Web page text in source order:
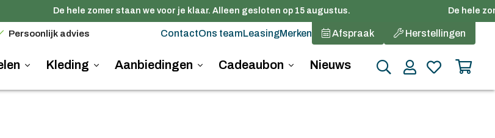
De hele zomer staan we voor je klaar. Alleen gesloten op 15 augustus. De hele
Persoonlijk advies ContactOns teamLeasingMerken Afspraak Herstellingen
Kleding Aanbiedingen Cadeaubon Nieuws